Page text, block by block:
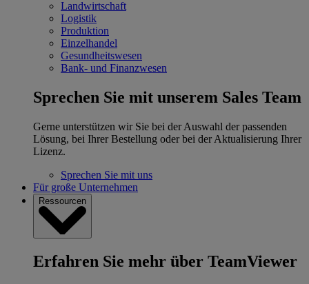
Landwirtschaft
Logistik
Produktion
Einzelhandel
Gesundheitswesen
Bank- und Finanzwesen
Sprechen Sie mit unserem Sales Team
Gerne unterstützen wir Sie bei der Auswahl der passenden
Lösung, bei Ihrer Bestellung oder bei der Aktualisierung Ihrer
Lizenz.
Sprechen Sie mit uns
Für große Unternehmen
Ressourcen
Erfahren Sie mehr über TeamViewer